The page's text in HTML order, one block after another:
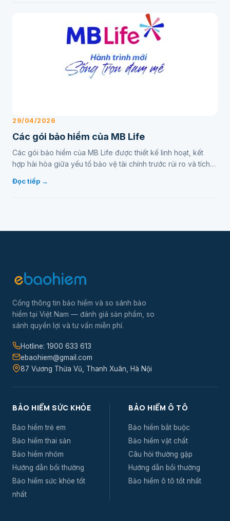
29/04/2026
Các gói bảo hiểm của MB Life
Các gói bảo hiểm của MB Life được thiết kế linh hoạt, kết
hợp hài hòa giữa yếu tố bảo vệ tài chính trước rủi ro và tích
lũy, đầu tư cho tương lai…
Đọc tiếp →
Cổng thông tin bảo hiểm và so sánh bảo
hiểm tại Việt Nam — đánh giá sản phẩm, so
sánh quyền lợi và tư vấn miễn phí.
Hotline: 1900 633 613
ebaohiem@gmail.com
87 Vương Thừa Vũ, Thanh Xuân, Hà Nội
BẢO HIỂM SỨC KHỎE
Bảo hiểm trẻ em
Bảo hiểm thai sản
Bảo hiểm nhóm
Hướng dẫn bồi thường
Bảo hiểm sức khỏe tốt
nhất
BẢO HIỂM Ô TÔ
Bảo hiểm bắt buộc
Bảo hiểm vật chất
Câu hỏi thường gặp
Hướng dẫn bồi thường
Bảo hiểm ô tô tốt nhất